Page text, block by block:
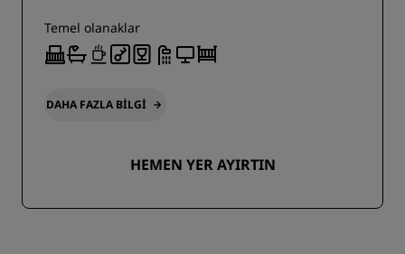
Temel olanaklar
DAHA FAZLA BILGI
HEMEN YER AYIRTIN